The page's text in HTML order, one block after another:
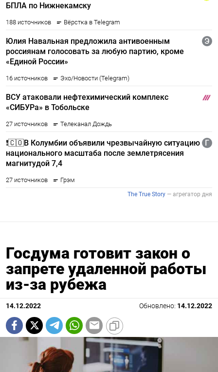
Госдума готовит закон о
запрете удаленной работы
из-за рубежа
14.12.2022 Обновлено: 14.12.2022